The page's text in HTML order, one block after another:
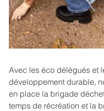
Avec les éco délégués et
développement durable,
en place la brigade
temps de récréation et la